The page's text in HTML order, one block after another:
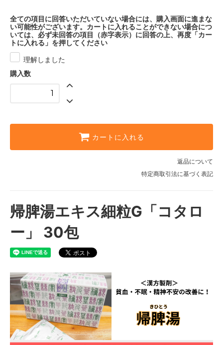
全ての項目に回答いただいていない場合には、購入画面に進まな
い可能性がございます。カートに入れることができない場合につ
いては、必ず未回答の項目（赤字表示）に回答の上、再度「カー
トに入れる」を押してください
理解しました
購入数
カートに入れる
返品について
特定商取引法に基づく表記
帰脾湯エキス細粒G「コタロ
ー」 30包